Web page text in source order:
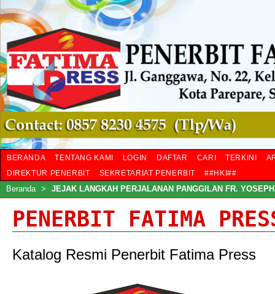
BERANDA TENTANG KAMI LOGIN DAFTAR CARI TERKINI
DIREKTUR PENERBIT
SEKRETARIAT PENERBIT ##HKI##
Beranda > JEJAK LANGKAH PERJALANAN PANGGILAN FR.
PENERBIT FATIMA
Katalog Resmi Penerbit Fatima Press